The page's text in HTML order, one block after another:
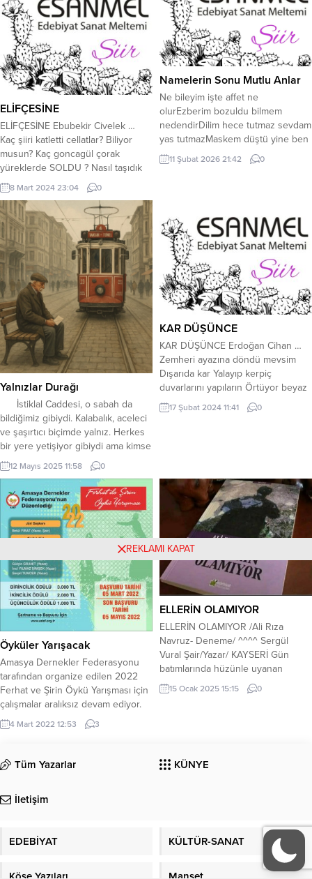
ELİFÇESİNE
ELİFÇESİNE Ebubekir Civelek …
Kaç şiiri katletti cellatlar? Biliyor
musun? Kaç goncagül çorak
yüreklerde SOLDU ? Nasıl taşıdık
keşkeleri sırtımızda? Yorgundu
zaman, Uzun suskunluklarda…
Ayna satarken körler diyarında!
Ayna bize, biz yabancı kendimize
Ve kaç çocuk yaşarken ÖLDÜ?
SEVGİSİZ DİYARLARDA… Analar
ağlarken , Mordu, hüzündü ÖLÜM
GİBİYDİ SEVDA, Nice özlemler…....
8 Mart 2024 23:04 0
Namelerin Sonu Mutlu Anlar
Ne bileyim işte affet ne
olurEzberim bozuldu bilmem
nedendirDilim hece tutmaz sevdam
yas tutmazMaskem düştü yine ben
buyum işteEbelendim bu baharda
seninle Nesini anlatayım her şeyi
duyguyaMisafir
olursan gönül bağına Nazlı bir
yelkenli sankiGizemi sarar
bedeni mavi olur düşlerİmlam
düşer şiire sevgiye aşkaMana
çoğaldıkça coşar bu yürekNazlı
nazlı...
11 Şubat 2026 21:42 0
Yalnızlar Durağı
İstiklal Caddesi, o sabah da
bildiğimiz gibiydi. Kalabalık, aceleci
ve şaşırtıcı biçimde yalnız. Herkes
bir yere yetişiyor gibiydi ama kimse
bir yere varmıyordu sanki. Taş
kaldırımlar soğuktu, gökyüzü
bulutlarıyla yüzünü buruşturmuştu.
Tramvay gecikmişti biraz. Normalde
birkaç dakika bile sürse gecikme,
İstanbullu’nun sabrı da sokağa
serilir. Kadınlar çantasını karıştırır,
çocuklar...
12 Mayıs 2025 11:58 0
KAR DÜŞÜNCE
KAR DÜŞÜNCE Erdoğan Cihan …
Zemheri ayazına döndü mevsim
Dışarıda kar Yalayıp kerpiç
duvarlarını yapıların Örtüyor beyaz
örtüsünü Ak bir kefen gibi kar.
Yaşam çileli, ömür kısa Karanlıkta
Kömür, kükürt kokuyor kireç...
17 Şubat 2024 11:41 0
Öyküler Yarışacak
Amasya Dernekler Federasyonu
tarafından organize edilen 2022
Ferhat ve Şirin Öykü Yarışması için
çalışmalar aralıksız devam ediyor.
Profesyonel yazar kadrosunun jüri
olduğu ödüllü yarışma ile yazarlar
Dernekler Federasyonu tarafından
organize edilen ve 5 Mart ile 5
katılımın mümkün olduğu ödüllü
4 Mart 2022 12:53 3
ELLERİN OLAMIYOR
ELLERİN OLAMIYOR /Ali Rıza
Navruz- Deneme/ ^^^^ Sergül
Vural Şair/Yazar/ KAYSERİ Gün
batımlarında hüzünle uyanan
insanlar vardır. Mor dağlarda, mor
çiçeklerle nefes alırlar, mor yağmur
peşinde giderler ve giderler.
15 Ocak 2025 15:15 0
Tüm Yazarlar KÜNYE
İletişim
EDEBİYAT KÜLTÜR-SANAT
Köşe Yazıları Manşet
REKLAMI KAPAT